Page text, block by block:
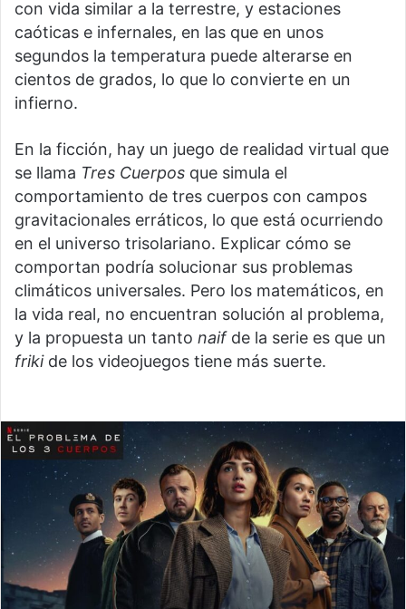
con vida similar a la terrestre, y estaciones
caóticas e infernales, en las que en unos
segundos la temperatura puede alterarse en
cientos de grados, lo que lo convierte en un
infierno.
En la ficción, hay un juego de realidad virtual que
se llama Tres Cuerpos que simula el
comportamiento de tres cuerpos con campos
gravitacionales erráticos, lo que está ocurriendo
en el universo trisolariano. Explicar cómo se
comportan podría solucionar sus problemas
climáticos universales. Pero los matemáticos, en
la vida real, no encuentran solución al problema,
y la propuesta un tanto naifde la serie es que un
frikide los videojuegos tiene más suerte.